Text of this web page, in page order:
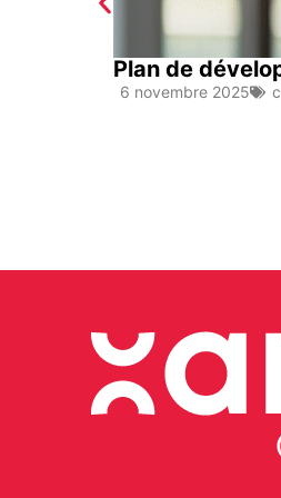
Plan de
6 novembre 2025